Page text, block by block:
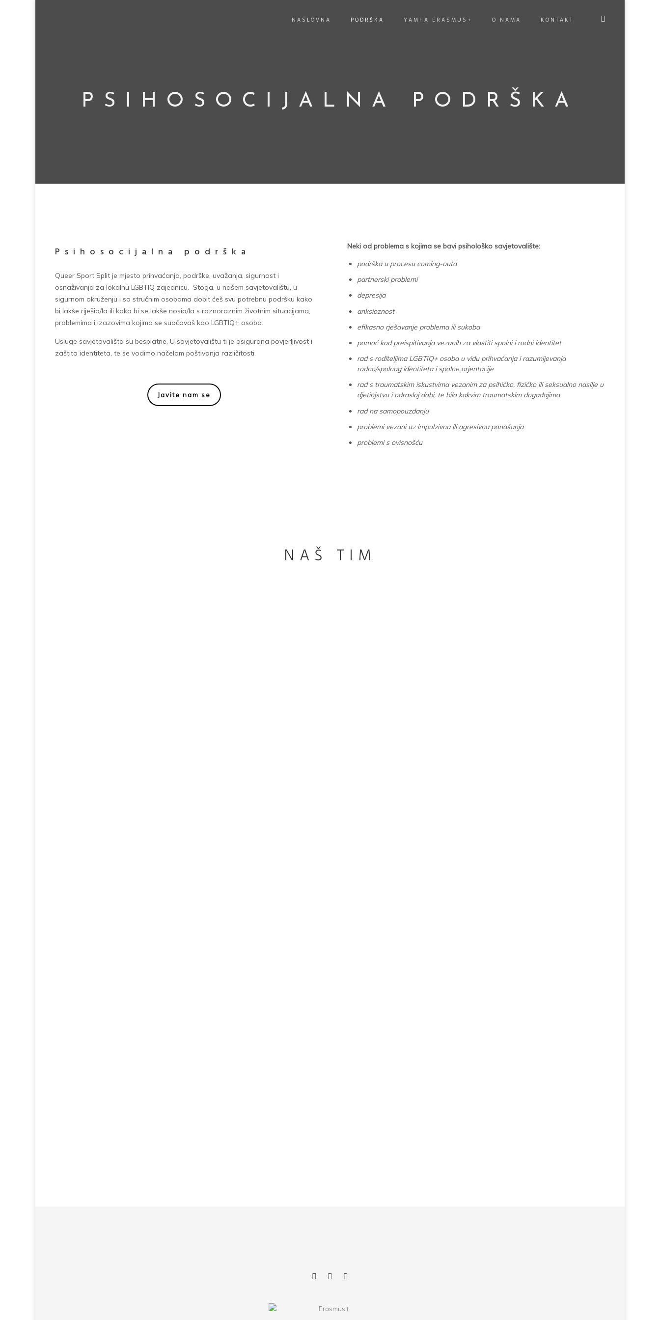
NASLOVNA PODRŠKA YAMHA ERASMUS+ O NAMA KONTAKT
PSIHOSOCIJALNA PODRŠKA
Psihosocijalna podrška
Queer Sport Split je mjesto prihvaćanja, podrške, uvažanja, sigurnost i
osnaživanja za lokalnu LGBTIQ zajednicu. Stoga, u našem savjetovalištu, u
sigurnom okruženju i sa stručnim osobama dobit ćeš svu potrebnu podršku kako
bi lakše riješio/la ili kako bi se lakše nosio/la s raznoraznim životnim situacijama,
problemima i izazovima kojima se suočavaš kao LGBTIQ+ osoba.
Usluge savjetovališta su besplatne. U savjetovalištu ti je osigurana povjerljivost i
zaštita identiteta, te se vodimo načelom poštivanja različitosti.
Javite nam se
Neki od problema s kojima se bavi psihološko savjetovalište:
podrška u procesu coming-outa
partnerski problemi
depresija
anksioznost
efikasno rješavanje problema ili sukoba
pomoć kod preispitivanja vezanih za vlastiti spolni i rodni identitet
rad s roditeljima LGBTIQ+ osoba u vidu prihvaćanja i razumijevanja
rodno/spolnog identiteta i spolne orjentacije
rad s traumatskim iskustvima vezanim za psihičko, fizičko ili seksualno nasilje u
djetinjstvu i odrasloj dobi, te bilo kakvim traumatskim događajima
rad na samopouzdanju
problemi vezani uz impulzivna ili agresivna ponašanja
problemi s ovisnošću
NAŠ TIM